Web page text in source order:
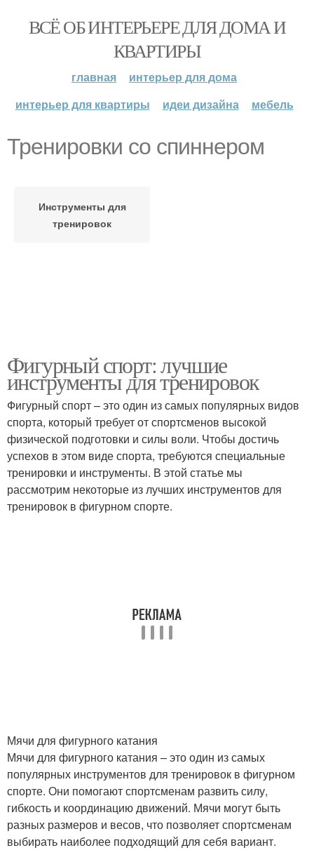
ВСЁ ОБ ИНТЕРЬЕРЕ ДЛЯ ДОМА И
КВАРТИРЫ
главная
интерьер для дома
интерьер для квартиры
идеи дизайна мебель
Тренировки со спиннером
Инструменты для
тренировок
Фигурный спорт: лучшие
инструменты для тренировок
Фигурный спорт – это один из самых популярных видов
спорта, который требует от спортсменов высокой
физической подготовки и силы воли. Чтобы достичь
успехов в этом виде спорта, требуются специальные
тренировки и инструменты. В этой статье мы
рассмотрим некоторые из лучших инструментов для
тренировок в фигурном спорте.
Мячи для фигурного катания
Мячи для фигурного катания – это один из самых
популярных инструментов для тренировок в фигурном
спорте. Они помогают спортсменам развить силу,
гибкость и координацию движений. Мячи могут быть
разных размеров и весов, что позволяет спортсменам
выбирать наиболее подходящий для себя вариант.